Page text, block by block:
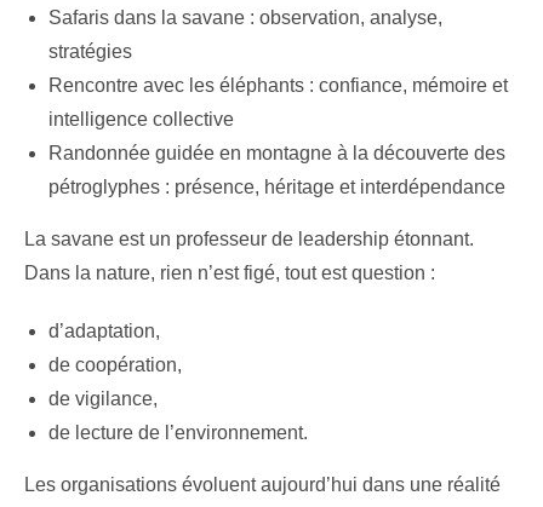
Safaris dans la savane : observation, analyse,
stratégies
Rencontre avec les éléphants : confiance, mémoire et
intelligence collective
Randonnée guidée en montagne à la découverte des
pétroglyphes : présence, héritage et interdépendance
La savane est un professeur de leadership étonnant.
Dans la nature, rien n’est figé, tout est question :
d’adaptation,
de coopération,
de vigilance,
de lecture de l’environnement.
Les organisations évoluent aujourd’hui dans une réalité